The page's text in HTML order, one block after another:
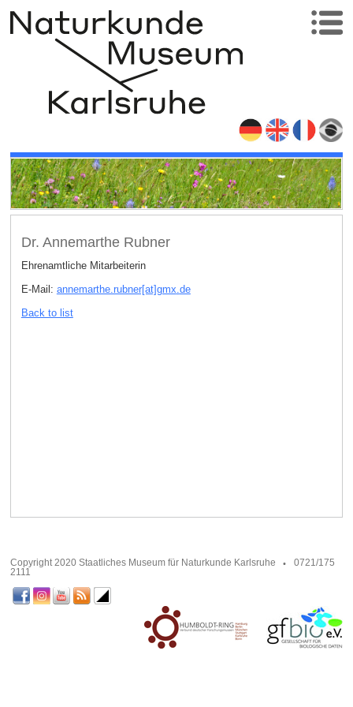
Dr. Annemarthe Rubner
Ehrenamtliche Mitarbeiterin
E-Mail: annemarthe.rubner[at]gmx.de
Back to list
Copyright 2020 Staatliches Museum für Naturkunde Karlsruhe
0721/175
2111